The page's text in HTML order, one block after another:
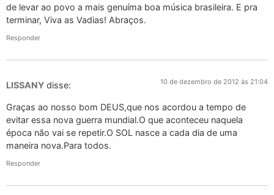
de levar ao povo a mais genuíma boa música brasileira. E pra
terminar, Viva as Vadias! Abraços.
Responder
LISSANY disse: 10 de dezembro de 2012 às 21:04
Graças ao nosso bom DEUS,que nos acordou a tempo de
evitar essa nova guerra mundial.O que aconteceu naquela
época não vai se repetir.O SOL nasce a cada dia de uma
maneira nova.Para todos.
Responder